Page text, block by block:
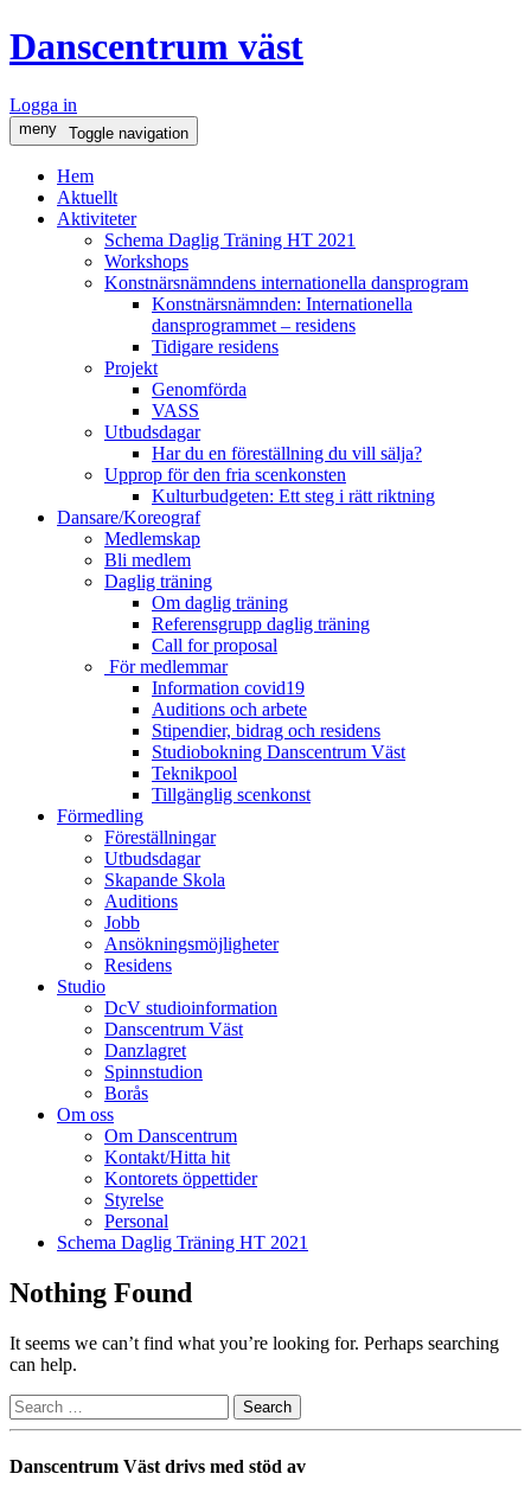
Danscentrum väst
Logga in
meny Toggle navigation
Hem
Aktuellt
Aktiviteter
Schema Daglig Träning HT 2021
Workshops
Konstnärsnämndens internationella dansprogram
Konstnärsnämnden: Internationella
dansprogrammet – residens
Tidigare residens
Projekt
Genomförda
VASS
Utbudsdagar
Har du en föreställning du vill sälja?
Upprop för den fria scenkonsten
Kulturbudgeten: Ett steg i rätt riktning
Dansare/Koreograf
Medlemskap
Bli medlem
Daglig träning
Om daglig träning
Referensgrupp daglig träning
Call for proposal
För medlemmar
Information covid19
Auditions och arbete
Stipendier, bidrag och residens
Studiobokning Danscentrum Väst
Teknikpool
Tillgänglig scenkonst
Förmedling
Föreställningar
Utbudsdagar
Skapande Skola
Auditions
Jobb
Ansökningsmöjligheter
Residens
Studio
DcV studioinformation
Danscentrum Väst
Danzlagret
Spinnstudion
Borås
Om oss
Om Danscentrum
Kontakt/Hitta hit
Kontorets öppettider
Styrelse
Personal
Schema Daglig Träning HT 2021
Nothing Found
It seems we can’t find what you’re looking for. Perhaps searching
can help.
Danscentrum Väst drivs med stöd av